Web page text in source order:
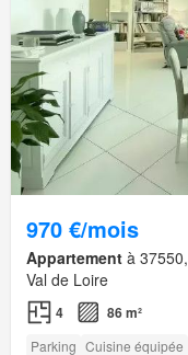
970 €/mois
Appartement à
Val de Loire
4 86 m²
Parking Cuisine équipée